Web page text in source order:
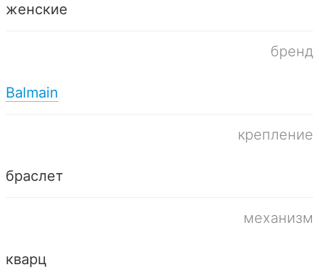
женские
бренд
Balmain
крепление
браслет
механизм
кварц